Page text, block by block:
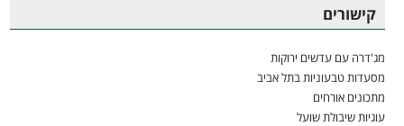
קישורים
מג'דרה עם עדשים ירוקות
מסעדות טבעוניות בתל אביב
מתכונים אורחים
עוגיות שיבולת שועל